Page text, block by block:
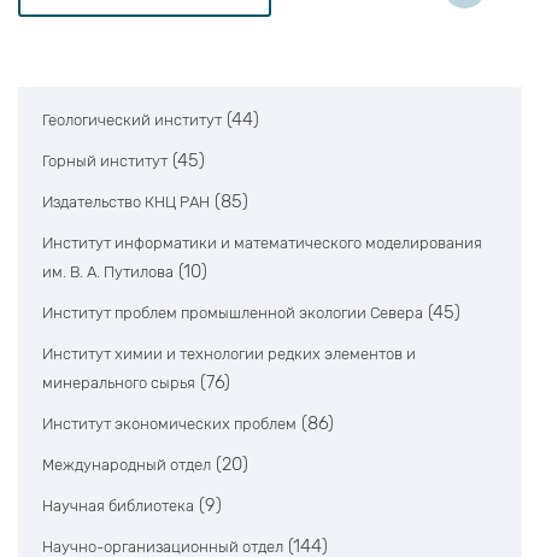
Геологический институт (44)
Горный институт (45)
Издательство КНЦ РАН (85)
Институт информатики и математического моделирования
им. В. А. Путилова (10)
Институт проблем промышленной экологии Севера (45)
Институт химии и технологии редких элементов и
минерального сырья (76)
Институт экономических проблем (86)
Международный отдел (20)
Научная библиотека (9)
Научно-организационный отдел (144)